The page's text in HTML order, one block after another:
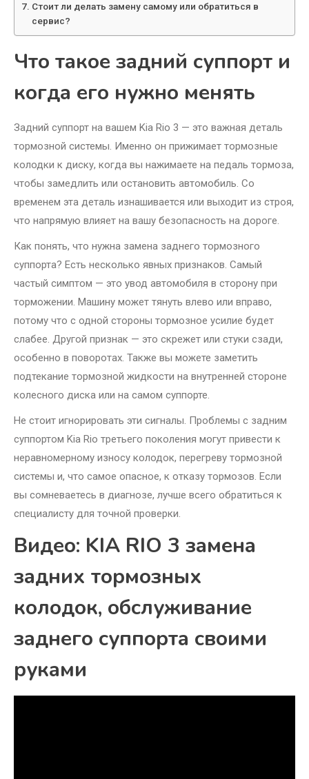
Стоит ли делать замену самому или обратиться в
сервис?
Что такое задний суппорт и
когда его нужно менять
Задний суппорт на вашем Kia Rio 3 — это важная деталь
тормозной системы. Именно он прижимает тормозные
колодки к диску, когда вы нажимаете на педаль тормоза,
чтобы замедлить или остановить автомобиль. Со
временем эта деталь изнашивается или выходит из строя,
что напрямую влияет на вашу безопасность на дороге.
Как понять, что нужна замена заднего тормозного
суппорта? Есть несколько явных признаков. Самый
частый симптом — это увод автомобиля в сторону при
торможении. Машину может тянуть влево или вправо,
потому что с одной стороны тормозное усилие будет
слабее. Другой признак — это скрежет или стуки сзади,
особенно в поворотах. Также вы можете заметить
подтекание тормозной жидкости на внутренней стороне
колесного диска или на самом суппорте.
Не стоит игнорировать эти сигналы. Проблемы с задним
суппортом Kia Rio третьего поколения могут привести к
неравномерному износу колодок, перегреву тормозной
системы и, что самое опасное, к отказу тормозов. Если
вы сомневаетесь в диагнозе, лучше всего обратиться к
специалисту для точной проверки.
Видео: KIA RIO 3 замена
задних тормозных
колодок, обслуживание
заднего суппорта своими
руками